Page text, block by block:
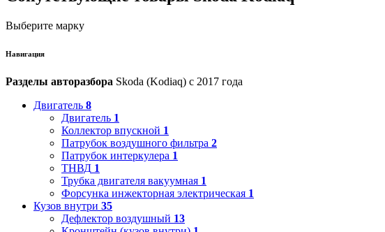
Выберите марку
Навигация
Разделы авторазбора Skoda (Kodiaq) с 2017 года
Двигатель 8
Двигатель 1
Коллектор впускной 1
Патрубок воздушного фильтра 2
Патрубок интеркулера 1
ТНВД 1
Трубка двигателя вакуумная 1
Форсунка инжекторная электрическая 1
Кузов внутри 35
Дефлектор воздушный 13